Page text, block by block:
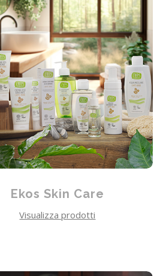
Ekos Skin Care
Visualizza prodotti